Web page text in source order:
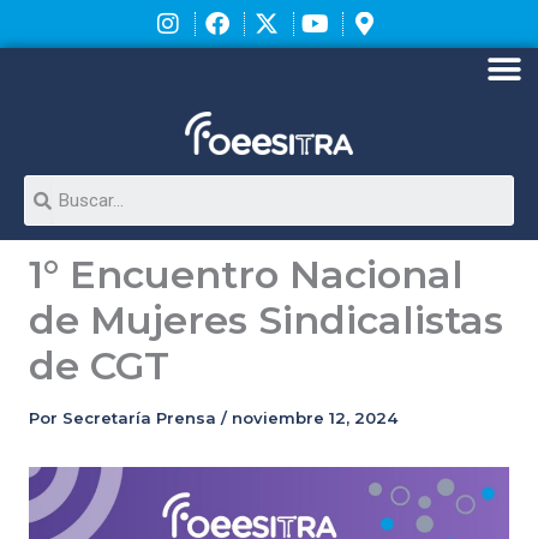
al
Search
1° Encuentro Nacional
de Mujeres Sindicalistas
de CGT
Por Secretaría Prensa / noviembre 12, 2024